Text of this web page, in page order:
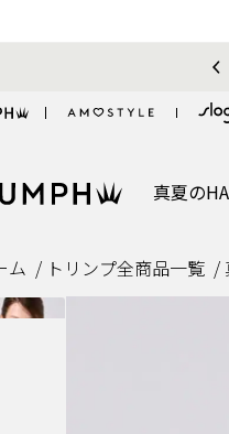
真夏の
ム トリンプ全商品一覧